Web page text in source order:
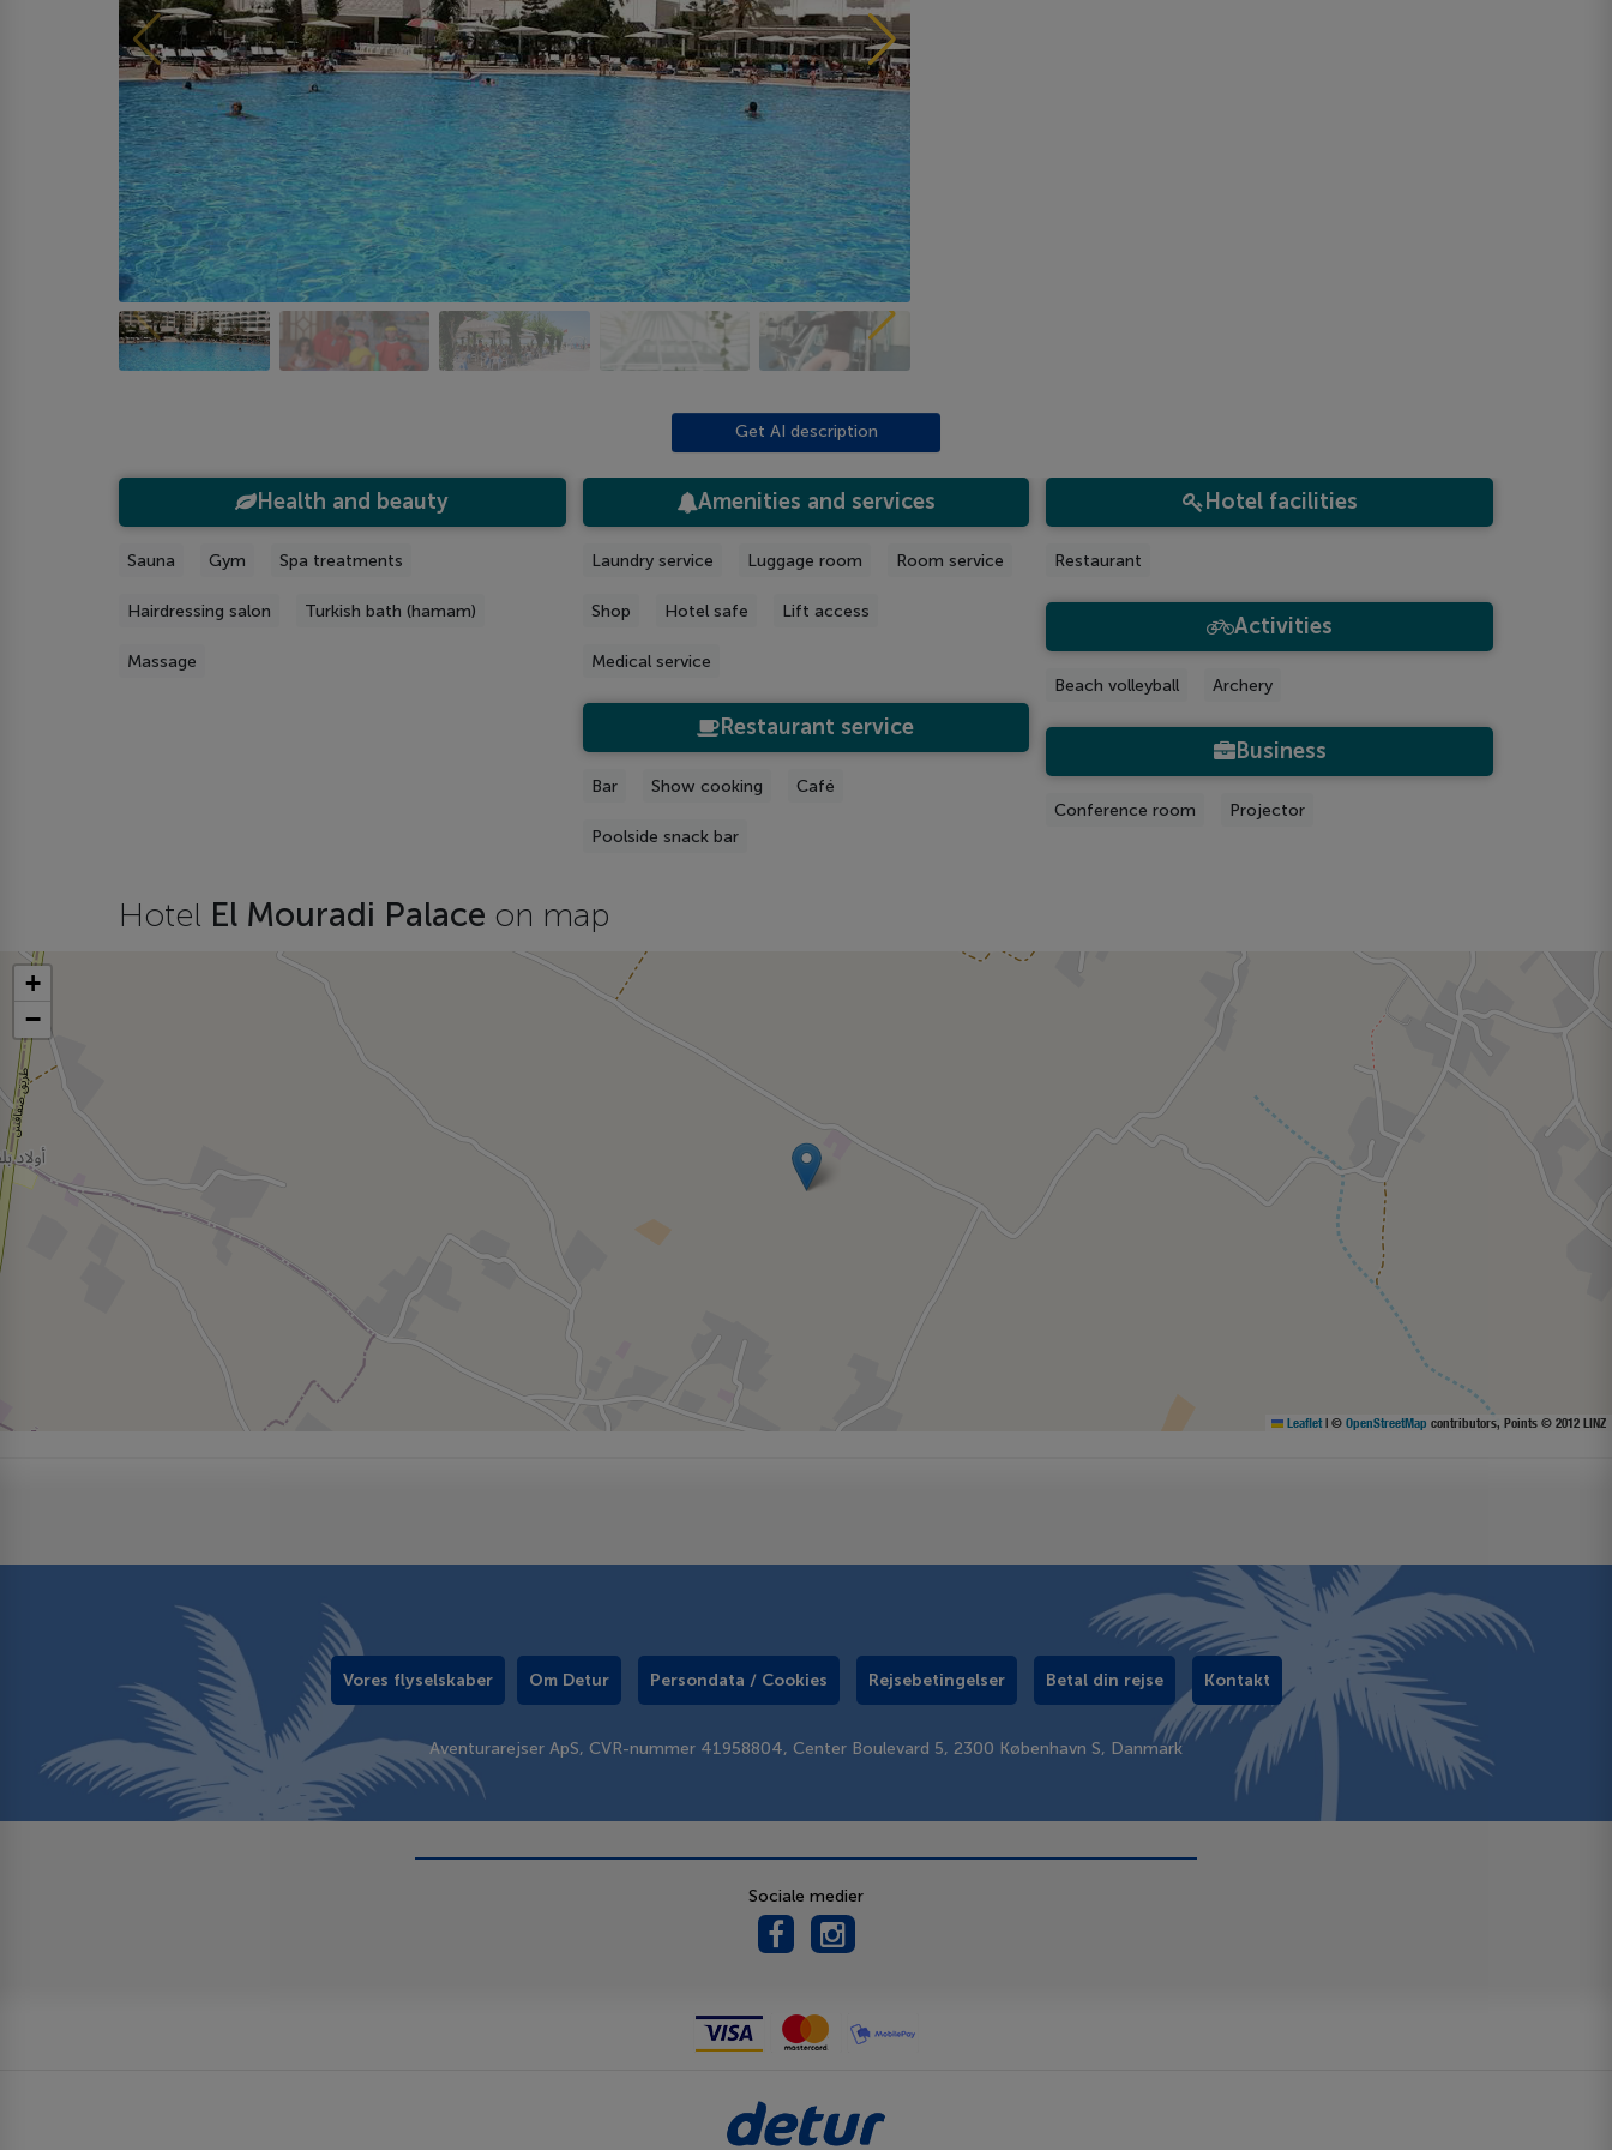
Get AI description
Health and beauty
Sauna Gym Spa treatments
Hairdressing salon Turkish bath (hamam)
Massage
Amenities and services
Laundry service Luggage room Room service
Shop Hotel safe Lift access
Medical service
Restaurant service
Bar Show cooking Café
Poolside snack bar
Hotel facilities
Restaurant
Activities
Beach volleyball Archery
Business
Conference room Projector
Hotel El Mouradi Palace on map
+
−
Leaflet | © OpenStreetMap contributors, Points © 2012 LINZ
Vores flyselskaber Om Detur Persondata / Cookies Rejsebetingelser Betal din rejse Kontakt
Aventurarejser ApS, CVR-nummer 41958804, Center Boulevard 5, 2300 København S, Danmark
Sociale medier